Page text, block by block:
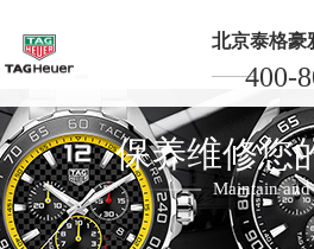
北京泰格豪
400-
保养维修您
Maintain